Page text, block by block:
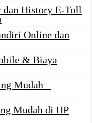
dan History E-Toll
Online dan
& Biaya
Mudah –
Mudah di HP